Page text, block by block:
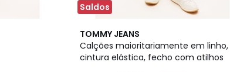
Saldos
TOMMY JEANS
Calções maioritariamente em linho,
cintura elástica, fecho com atilhos